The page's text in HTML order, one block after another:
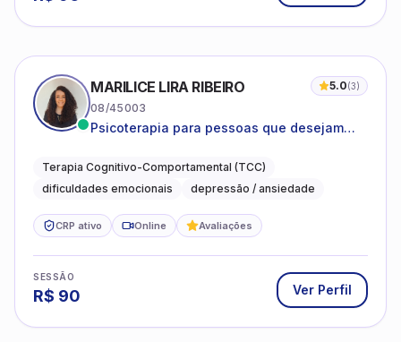
MARILICE LIRA RIBEIRO 5.0(3)
08/45003
Psicoterapia para pessoas que desejam
dificuldades do dia a dia
Terapia Cognitivo-Comportamental (TCC)
dificuldades emocionais
depressão / ansiedade
CRP ativo Online Avaliações
SESSÃO
R$ 90 Ver Perfil